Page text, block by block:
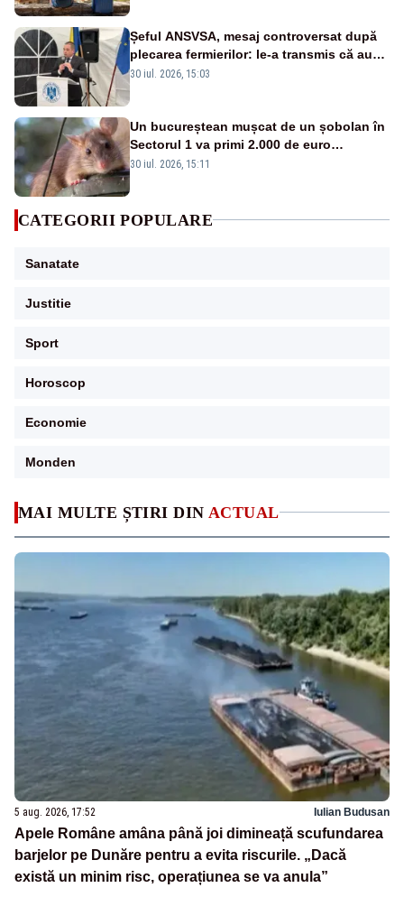
MAI MULTE ȘTIRI DIN ACTUAL
5 aug. 2026, 17:52 Iulian Budusan
Apele Române amâna până joi dimineață scufundarea
barjelor pe Dunăre pentru a evita riscurile. „Dacă
există un minim risc, operațiunea se va anula”
Șeful ANSVSA, mesaj controversat după
plecarea fermierilor: le-a transmis că au
fost dezinformați și că nu-și dă demisia
30 iul. 2026, 15:03
Un bucureștean mușcat de un șobolan în
Sectorul 1 va primi 2.000 de euro
despăgubiri de la primării, după cinci ani
30 iul. 2026, 15:11
CATEGORII POPULARE
Sanatate
Justitie
Sport
Horoscop
Economie
Monden